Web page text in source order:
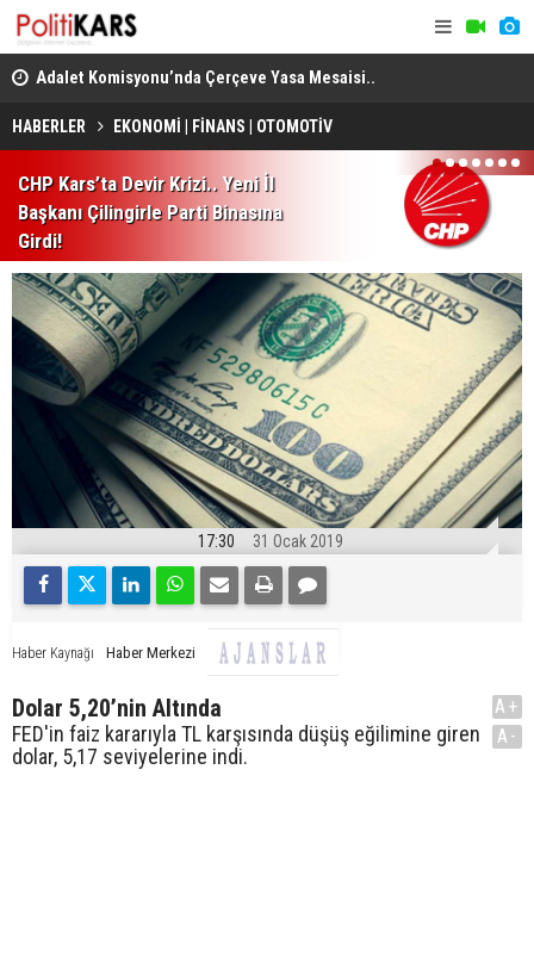
Adalet Komisyonu’nda Çerçeve Yasa Mesaisi..
Görüşmeler Tartışmalarla Başladı!
HABERLER EKONOMİ | FİNANS | OTOMOTİV
CHP Kars’ta Devir Krizi.. Yeni İl
Başkanı Çilingirle Parti Binasına
Girdi!
1 2 3 4 5 6 7
17:30 31 Ocak 2019
Haber Kaynağı Haber Merkezi
Dolar 5,20’nin Altında
FED'in faiz kararıyla TL karşısında düşüş eğilimine giren
dolar, 5,17 seviyelerine indi.
A+
A-